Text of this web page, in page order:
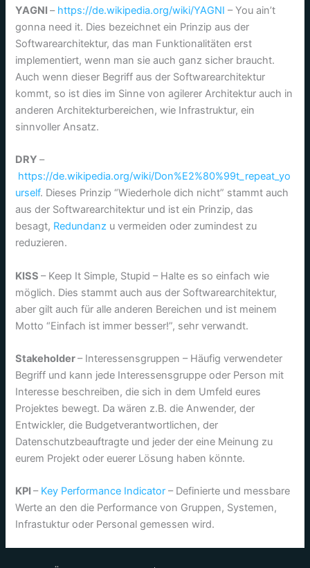
YAGNI– https://de.wikipedia.org/wiki/YAGNI – You ain’t
gonna need it. Dies bezeichnet ein Prinzip aus der
Softwarearchitektur, das man Funktionalitäten erst
implementiert, wenn man sie auch ganz sicher braucht.
Auch wenn dieser Begriff aus der Softwarearchitektur
kommt, so ist dies im Sinne von agilerer Architektur auch in
anderen Architekturbereichen, wie Infrastruktur, ein
sinnvoller Ansatz.
DRY–
https://de.wikipedia.org/wiki/Don%E2%80%99t_repeat_yo
urself. Dieses Prinzip “Wiederhole dich nicht” stammt auch
aus der Softwarearchitektur und ist ein Prinzip, das
besagt, Redundanz u vermeiden oder zumindest zu
reduzieren.
KISS– Keep It Simple, Stupid – Halte es so einfach wie
möglich. Dies stammt auch aus der Softwarearchitektur,
aber gilt auch für alle anderen Bereichen und ist meinem
Motto “Einfach ist immer besser!”, sehr verwandt.
Stakeholder– Interessensgruppen – Häufig verwendeter
Begriff und kann jede Interessensgruppe oder Person mit
Interesse beschreiben, die sich in dem Umfeld eures
Projektes bewegt. Da wären z.B. die Anwender, der
Entwickler, die Budgetverantwortlichen, der
Datenschutzbeauftragte und jeder der eine Meinung zu
eurem Projekt oder euerer Lösung haben könnte.
KPI– Key Performance Indicator – Definierte und messbare
Werte an den die Performance von Gruppen, Systemen,
Infrastuktur oder Personal gemessen wird.